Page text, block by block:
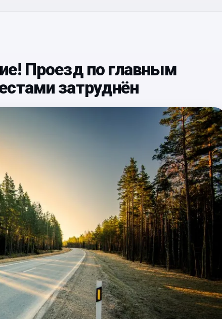
Проезд по главным
затруднён